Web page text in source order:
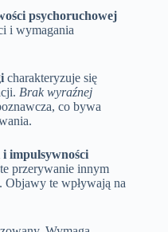
psychoruchowej
i wymagania
charakteryzuje się
Brak wyraźnej
co bywa
impulsywności
przerywanie innym
Objawy te wpływają na